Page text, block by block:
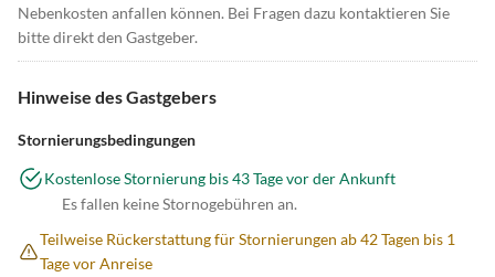
Nebenkosten anfallen können. Bei Fragen dazu kontaktieren Sie
bitte direkt den Gastgeber.
Hinweise des Gastgebers
Stornierungsbedingungen
Kostenlose Stornierung bis 43 Tage vor der Ankunft
Es fallen keine Stornogebühren an.
Teilweise Rückerstattung für Stornierungen ab 42 Tagen bis 1
Tage vor Anreise